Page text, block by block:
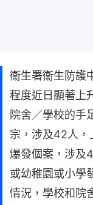
衞生署衞生防護
程度近日顯著上
院舍／學校的手
宗，涉及42人，
爆發個案，涉及
或幼稚園或小學
情況，學校和院